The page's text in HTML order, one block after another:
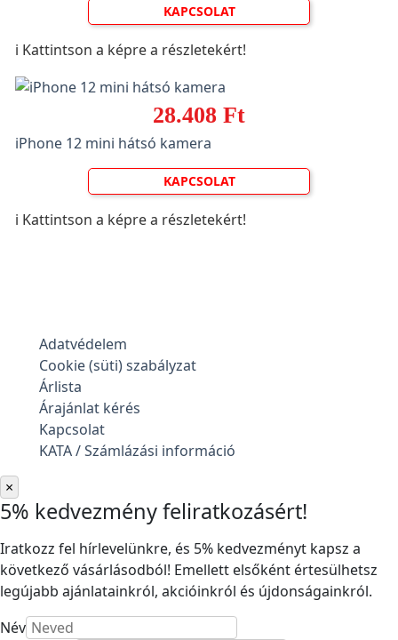
KAPCSOLAT
ℹ️ Kattintson a képre a részletekért!
28.408 Ft
iPhone 12 mini hátsó kamera
KAPCSOLAT
ℹ️ Kattintson a képre a részletekért!
Adatvédelem
Cookie (süti) szabályzat
Árlista
Árajánlat kérés
Kapcsolat
KATA / Számlázási információ
×
5% kedvezmény feliratkozásért!
Iratkozz fel hírlevelünkre, és 5% kedvezményt kapsz a
következő vásárlásodból! Emellett elsőként értesülhetsz
legújabb ajánlatainkról, akcióinkról és újdonságainkról.
Név